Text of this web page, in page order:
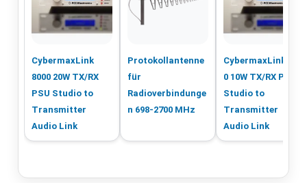
CybermaxLink
8000 20W TX/RX
PSU Studio to
Transmitter
Audio Link
Protokollantenne
für
Radioverbindunge
n 698-2700 MHz
CybermaxLink800
0 10W TX/RX PSU
Studio to
Transmitter
Audio Link